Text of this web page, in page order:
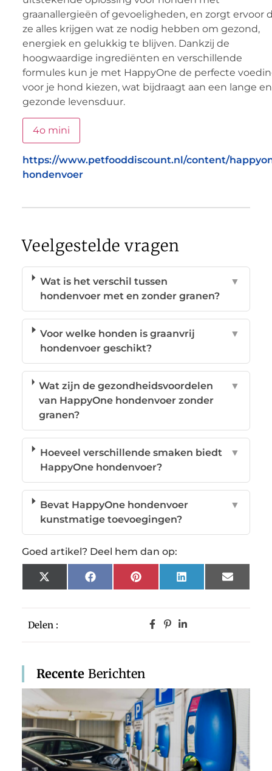
Delen :
Recente Berichten
graanallergieën of gevoeligheden, en zorgt ervoor
ze alles krijgen wat ze nodig hebben om gezond,
energiek en gelukkig te blijven. Dankzij de
hoogwaardige ingrediënten en verschillende
formules kun je met HappyOne de perfecte
voor je hond kiezen, wat bijdraagt aan een lange en
gezonde levensduur.
4o mini
https://www.petfooddiscount.nl/content/
hondenvoer
Veelgestelde vragen
Wat is het verschil tussen
hondenvoer met en zonder granen?
▼
Voor welke honden is graanvrij
hondenvoer geschikt?
▼
Wat zijn de gezondheidsvoordelen
van HappyOne hondenvoer zonder
granen?
▼
Hoeveel verschillende smaken biedt
HappyOne hondenvoer?
▼
Bevat HappyOne hondenvoer
kunstmatige toevoegingen?
▼
Goed artikel? Deel hem dan op:
X
(Twitter)
FacebookPinterestLinkedInEmail